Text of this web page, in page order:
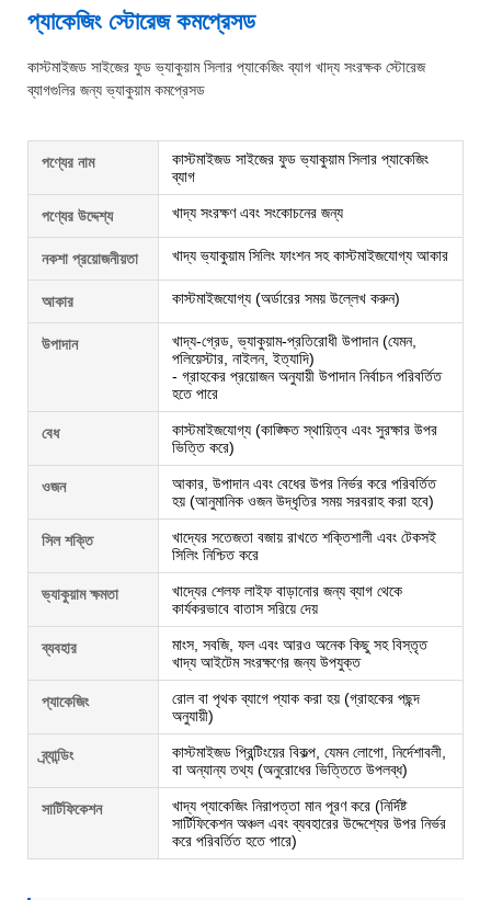
প্যাকেজিং স্টোরেজ কমপ্রেসড
কাস্টমাইজড সাইজের ফুড ভ্যাকুয়াম সিলার প্যাকেজিং ব্যাগ খাদ্য সংরক্ষক স্টোরেজ
ব্যাগগুলির জন্য ভ্যাকুয়াম কমপ্রেসড
পণ্যের নাম
কাস্টমাইজড সাইজের ফুড ভ্যাকুয়াম সিলার প্যাকেজিং
ব্যাগ
পণ্যের উদ্দেশ্য খাদ্য সংরক্ষণ এবং সংকোচনের জন্য
নকশা প্রয়োজনীয়তা খাদ্য ভ্যাকুয়াম সিলিং ফাংশন সহ কাস্টমাইজযোগ্য আকার
আকার কাস্টমাইজযোগ্য (অর্ডারের সময় উল্লেখ করুন)
উপাদান
খাদ্য-গ্রেড, ভ্যাকুয়াম-প্রতিরোধী উপাদান (যেমন,
পলিয়েস্টার, নাইলন, ইত্যাদি)
- গ্রাহকের প্রয়োজন অনুযায়ী উপাদান নির্বাচন পরিবর্তিত
হতে পারে
বেধ
কাস্টমাইজযোগ্য (কাঙ্ক্ষিত স্থায়িত্ব এবং সুরক্ষার উপর
ভিত্তি করে)
ওজন
আকার, উপাদান এবং বেধের উপর নির্ভর করে পরিবর্তিত
হয় (আনুমানিক ওজন উদ্ধৃতির সময় সরবরাহ করা হবে)
সিল শক্তি
খাদ্যের সতেজতা বজায় রাখতে শক্তিশালী এবং টেকসই
সিলিং নিশ্চিত করে
ভ্যাকুয়াম ক্ষমতা
খাদ্যের শেলফ লাইফ বাড়ানোর জন্য ব্যাগ থেকে
কার্যকরভাবে বাতাস সরিয়ে দেয়
ব্যবহার
মাংস, সবজি, ফল এবং আরও অনেক কিছু সহ বিস্তৃত
খাদ্য আইটেম সংরক্ষণের জন্য উপযুক্ত
প্যাকেজিং
রোল বা পৃথক ব্যাগে প্যাক করা হয় (গ্রাহকের পছন্দ
অনুযায়ী)
ব্র্যান্ডিং
কাস্টমাইজড প্রিন্টিংয়ের বিকল্প, যেমন লোগো, নির্দেশাবলী,
বা অন্যান্য তথ্য (অনুরোধের ভিত্তিতে উপলব্ধ)
সার্টিফিকেশন
খাদ্য প্যাকেজিং নিরাপত্তা মান পূরণ করে (নির্দিষ্ট
সার্টিফিকেশন অঞ্চল এবং ব্যবহারের উদ্দেশ্যের উপর নির্ভর
করে পরিবর্তিত হতে পারে)